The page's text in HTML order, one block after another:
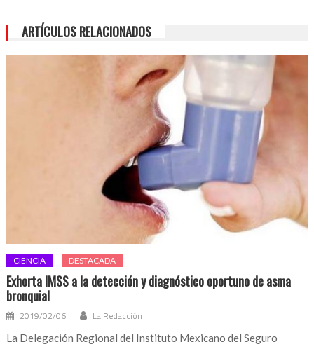
ARTÍCULOS RELACIONADOS
CIENCIA DESTACADA
Exhorta IMSS a la detección y diagnóstico oportuno de asma
bronquial
2019/02/06 La Redacción
La Delegación Regional del Instituto Mexicano del Seguro